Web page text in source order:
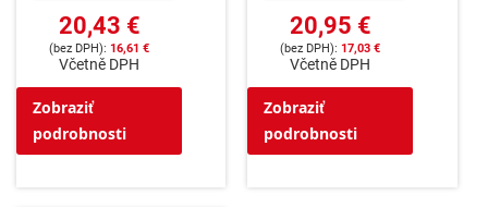
20,43 €
16,61 €
Včetně DPH
Zobraziť
podrobnosti
20,95 €
17,03 €
Včetně DPH
Zobraziť
podrobnosti